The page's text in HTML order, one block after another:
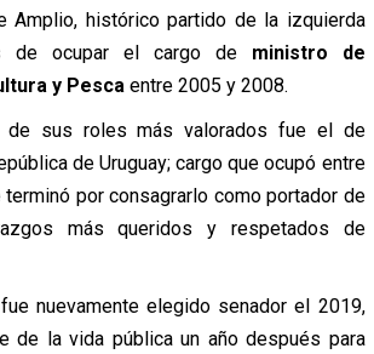
Amplio, histórico partido de la izquierda
de ocupar el cargo de ministro de
y Pesca entre 2005 y 2008.
de sus roles más valorados fue el de
de Uruguay; cargo que ocupó entre
por consagrarlo como portador de
más queridos y respetados de
nuevamente elegido senador el 2019,
de la vida pública un año después para